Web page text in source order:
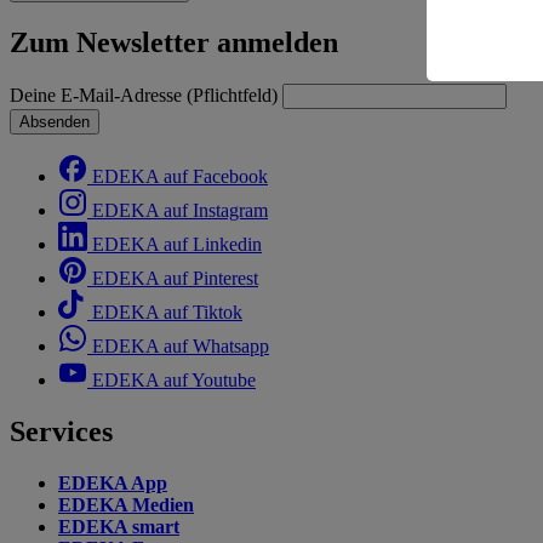
Zum Newsletter anmelden
Deine E-Mail-Adresse (Pflichtfeld)
Absenden
EDEKA auf Facebook
EDEKA auf Instagram
EDEKA auf Linkedin
EDEKA auf Pinterest
EDEKA auf Tiktok
EDEKA auf Whatsapp
EDEKA auf Youtube
Services
EDEKA App
EDEKA Medien
EDEKA smart